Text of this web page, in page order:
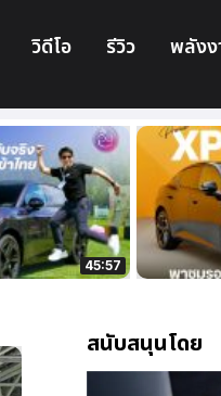
วิดีโอ รีวิว พลังง
45:57
สนับสนุนโดย